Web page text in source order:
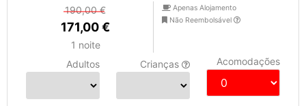
190,00 €
171,00 €
1 noite
Apenas Alojamento
Não Reembolsável
Adultos Crianças Acomodações